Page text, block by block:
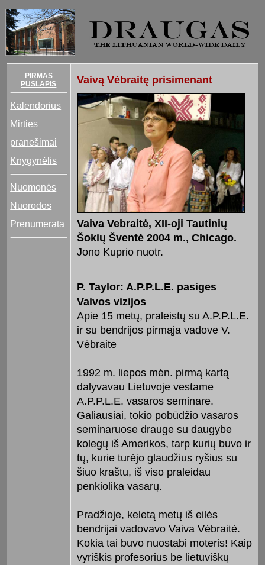
PIRMAS
PUSLAPIS
Kalendorius
Mirties
pranešimai
Knygynėlis
Nuomonės
Nuorodos
Prenumerata
Vaivą Vėbraitę prisimenant
Vaiva Vebraitė, XII-oji Tautinių
Šokių Šventė 2004 m., Chicago.
Jono Kuprio nuotr.
P. Taylor: A.P.P.L.E. pasiges
Vaivos vizijos
Apie 15 metų, praleistų su A.P.P.L.E.
ir su bendrijos pirmąja vadove V.
Vėbraite
1992 m. liepos mėn. pirmą kartą
dalyvavau Lietuvoje vestame
A.P.P.L.E. vasaros seminare.
Galiausiai, tokio pobūdžio vasaros
seminaruose drauge su daugybe
kolegų iš Amerikos, tarp kurių buvo ir
tų, kurie turėjo glaudžius ryšius su
šiuo kraštu, iš viso praleidau
penkiolika vasarų.
Pradžioje, keletą metų iš eilės
bendrijai vadovavo Vaiva Vėbraitė.
Kokia tai buvo nuostabi moteris! Kaip
vyriškis profesorius be lietuviškų